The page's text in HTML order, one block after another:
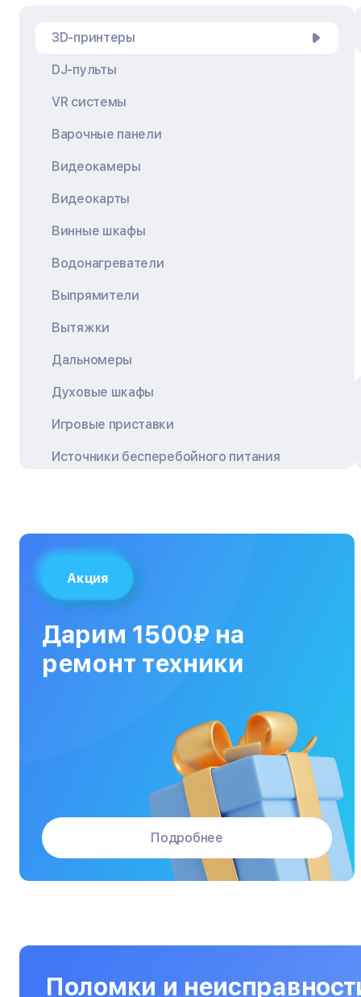
3D-принтеры
DJ-пульты
VR системы
Варочные панели
Видеокамеры
Видеокарты
Винные шкафы
Водонагреватели
Выпрямители
Вытяжки
Дальномеры
Духовые шкафы
Игровые приставки
Источники бесперебойного питания
Кофемашины
Кухонные плиты
МФУ
Микроволновые печи
Морозильные камеры
Акция
Дарим 1500₽ на
ремонт техники
Подробнее
Поломки и